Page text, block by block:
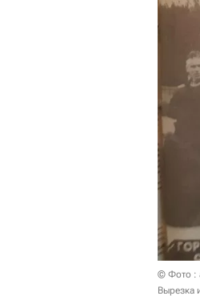
© Фото :
Вырезка